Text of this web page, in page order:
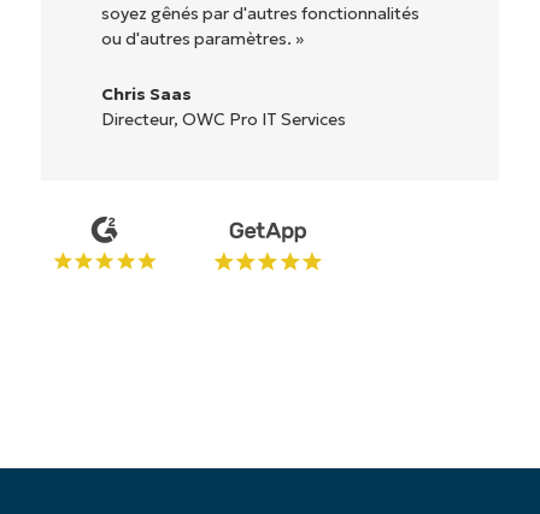
très facile de s'y retrouver. »